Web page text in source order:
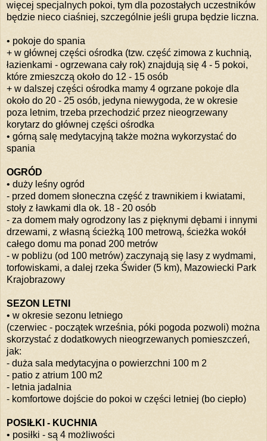
więcej specjalnych pokoi, tym dla pozostałych uczestników
będzie nieco ciaśniej, szczególnie jeśli grupa będzie liczna.
• pokoje do spania
+ w głównej części ośrodka (tzw. część zimowa z kuchnią,
łazienkami - ogrzewana cały rok) znajdują się 4 - 5 pokoi,
które zmieszczą około do 12 - 15 osób
+ w dalszej części ośrodka mamy 4 ogrzane pokoje dla
około do 20 - 25 osób, jedyna niewygoda, że w okresie
poza letnim, trzeba przechodzić przez nieogrzewany
korytarz do głównej części ośrodka
• górną salę medytacyjną także można wykorzystać do
spania
OGRÓD
• duży leśny ogród
- przed domem słoneczna część z trawnikiem i kwiatami,
stoły z ławkami dla ok. 18 - 20 osób
- za domem mały ogrodzony las z pięknymi dębami i innymi
drzewami, z własną ścieżką 100 metrową, ścieżka wokół
całego domu ma ponad 200 metrów
- w pobliżu (od 100 metrów) zaczynają się lasy z wydmami,
torfowiskami, a dalej rzeka Świder (5 km), Mazowiecki Park
Krajobrazowy
SEZON LETNI
• w okresie sezonu letniego
(czerwiec - początek września, póki pogoda pozwoli) można
skorzystać z dodatkowych nieogrzewanych pomieszczeń,
jak:
- duża sala medytacyjna o powierzchni 100 m 2
- patio z atrium 100 m2
- letnia jadalnia
- komfortowe dojście do pokoi w części letniej (bo ciepło)
POSIŁKI - KUCHNIA
• posiłki - są 4 możliwości